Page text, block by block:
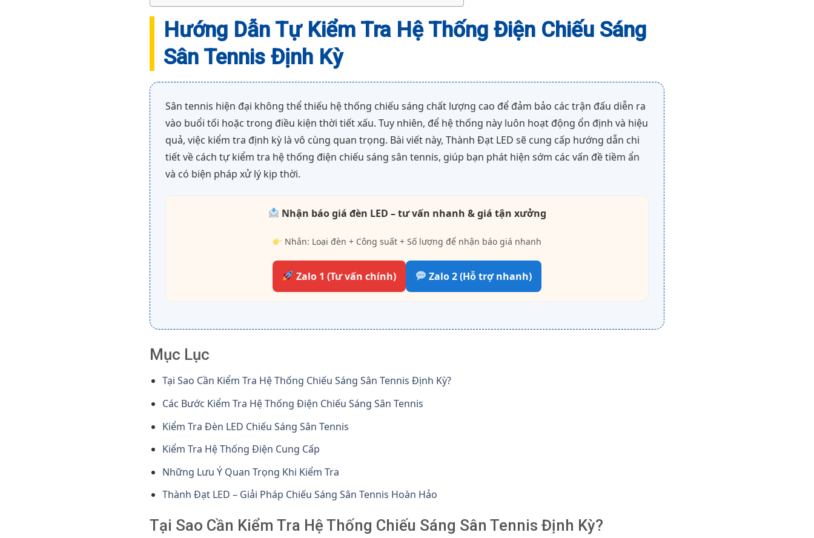
Hướng Dẫn Tự Kiểm Tra Hệ Thống Điện Chiếu Sáng
Sân Tennis Định Kỳ
Sân tennis hiện đại không thể thiếu hệ thống chiếu sáng chất lượng cao để đảm bảo các trận đấu diễn ra
vào buổi tối hoặc trong điều kiện thời tiết xấu. Tuy nhiên, để hệ thống này luôn hoạt động ổn định và hiệu
quả, việc kiểm tra định kỳ là vô cùng quan trọng. Bài viết này, Thành Đạt LED sẽ cung cấp hướng dẫn chi
tiết về cách tự kiểm tra hệ thống điện chiếu sáng sân tennis, giúp bạn phát hiện sớm các vấn đề tiềm ẩn
và có biện pháp xử lý kịp thời.
Nhận báo giá đèn LED – tư vấn nhanh & giá tận xưởng
Nhắn: Loại đèn + Công suất + Số lượng để nhận báo giá nhanh
Zalo 1 (Tư vấn chính) Zalo 2 (Hỗ trợ nhanh)
Mục Lục
Tại Sao Cần Kiểm Tra Hệ Thống Chiếu Sáng Sân Tennis Định Kỳ?
Các Bước Kiểm Tra Hệ Thống Điện Chiếu Sáng Sân Tennis
Kiểm Tra Đèn LED Chiếu Sáng Sân Tennis
Kiểm Tra Hệ Thống Điện Cung Cấp
Những Lưu Ý Quan Trọng Khi Kiểm Tra
Thành Đạt LED – Giải Pháp Chiếu Sáng Sân Tennis Hoàn Hảo
Tại Sao Cần Kiểm Tra Hệ Thống Chiếu Sáng Sân Tennis Định Kỳ?